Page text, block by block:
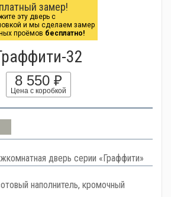
замер!
эту дверь с
и мы сделаем замер
проёмов бесплатно!
32
8 550 ₽
Цена с коробкой
дверь серии «Граффити»
наполнитель, кромочный